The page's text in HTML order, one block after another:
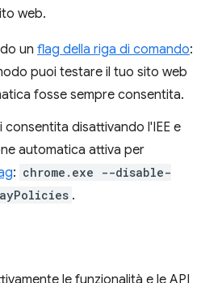
web.
un flag della riga di comando:
puoi testare il tuo sito web
fosse sempre consentita.
disattivando l'IEE e
automatica attiva per
: chrome.exe --disable-
.
le funzionalità e le API